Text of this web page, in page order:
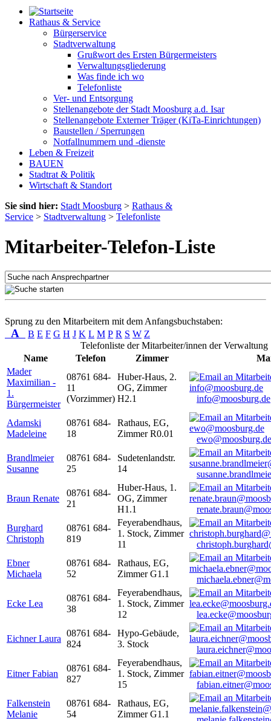
Rathaus & Service
Bürgerservice
Stadtverwaltung
Grußwort des Ersten Bürgermeisters
Verwaltungsgliederung
Was finde ich wo
Telefonliste
Ver- und Entsorgung
Stellenangebote der Stadt Moosburg a.d. Isar
Stellenangebote Externer Träger (KiTa-Einrichtungen)
Baustellen / Sperrungen
Notfallnummern und -dienste
Leben & Freizeit
BAUEN
Stadtrat & Politik
Wirtschaft & Standort
Sie sind hier: Stadt Moosburg > Rathaus &
Service > Stadtverwaltung > Telefonliste
Mitarbeiter-Telefon-Liste
Sprung zu den Mitarbeitern mit dem Anfangsbuchstaben:
A B E F G H J K L M P R S W Z
Telefonliste der Mitarbeiter/innen der Verwaltung
Name
Telefon Zimmer
Mader
Maximilian -
1.
Bürgermeister
08761 684-
11
(Vorzimmer)
Huber-Haus, 2.
OG, Zimmer
H2.1
info@moosburg.de
Adamski
Madeleine
08761 684-
18
Rathaus, EG,
Zimmer R0.01
ewo@moosburg.de
Brandlmeier
Susanne
08761 684-
25
Sudetenlandstr.
14
Braun Renate
08761 684-
21
Huber-Haus, 1.
OG, Zimmer
H1.1
Burghard
Christoph
08761 684-
819
Feyerabendhaus,
1. Stock, Zimmer
11
Ebner
Michaela
08761 684-
52
Rathaus, EG,
Zimmer G1.1
Ecke Lea
08761 684-
38
Feyerabendhaus,
1. Stock, Zimmer
12
Eichner Laura
08761 684-
824
Hypo-Gebäude,
3. Stock
Eitner Fabian
08761 684-
827
Feyerabendhaus,
1. Stock, Zimmer
15
Falkenstein
Melanie
08761 684-
54
Rathaus, EG,
Zimmer G1.1